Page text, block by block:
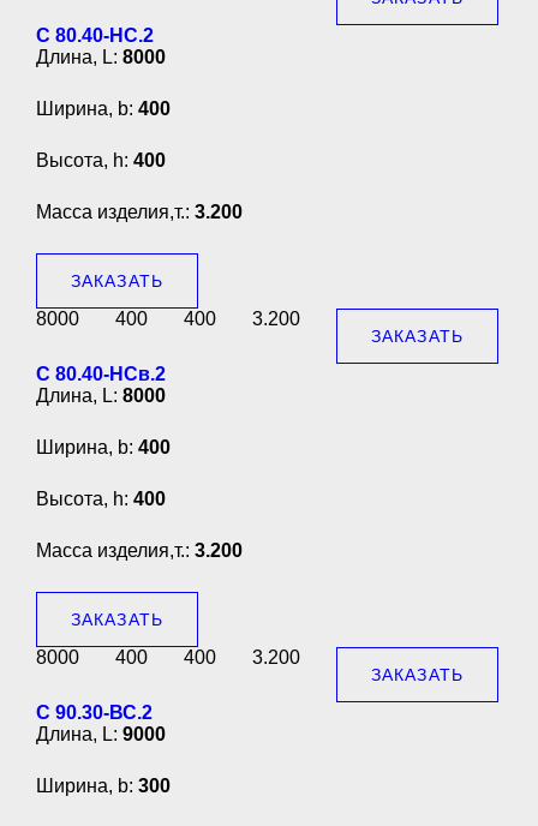
С 80.40-НС.2
Длина, L: 8000
Ширина, b: 400
Высота, h: 400
Масса изделия,т.: 3.200
ЗАКАЗАТЬ
8000 400 400 3.200
ЗАКАЗАТЬ
С 80.40-НСв.2
Длина, L: 8000
Ширина, b: 400
Высота, h: 400
Масса изделия,т.: 3.200
ЗАКАЗАТЬ
8000 400 400 3.200
ЗАКАЗАТЬ
С 90.30-ВС.2
Длина, L: 9000
Ширина, b: 300